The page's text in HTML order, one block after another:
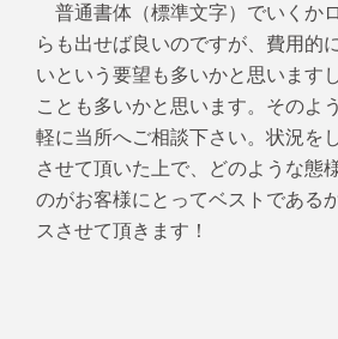
普通書体（標準文字）でいくか
らも出せば良いのですが、費用的
いという要望も多いかと思います
ことも多いかと思います。そのよ
軽に当所へご相談下さい。状況を
させて頂いた上で、どのような態
のがお客様にとってベストである
スさせて頂きます！